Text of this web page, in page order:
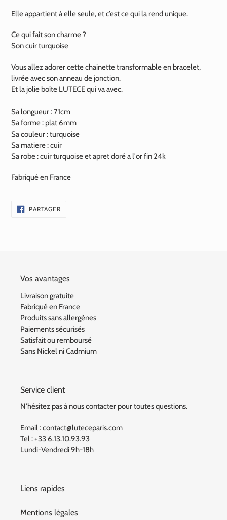
Elle appartient à elle seule, et c’est ce qui la rend unique.
Ce qui fait son charme ?
Son cuir turquoise
Vous allez adorer cette chainette transformable en bracelet,
livrée avec son anneau de jonction.
Et la jolie boîte LUTECE qui va avec.
Sa longueur : 71cm
Sa forme : plat 6mm
Sa couleur : turquoise
Sa matiere : cuir
Sa robe : cuir turquoise et apret doré a l'or fin 24k
Fabriqué en France
PARTAGERPARTAGER
SUR
Vos avantages
Livraison gratuite
Fabriqué en France
Produits sans allergènes
Paiements sécurisés
Satisfait ou remboursé
Sans Nickel ni Cadmium
Service client
N'hésitez pas à nous contacter pour toutes questions.
Email : contact@luteceparis.com
Tel : +33 6.13.10.93.93
Lundi-Vendredi 9h-18h
Liens rapides
Mentions légales